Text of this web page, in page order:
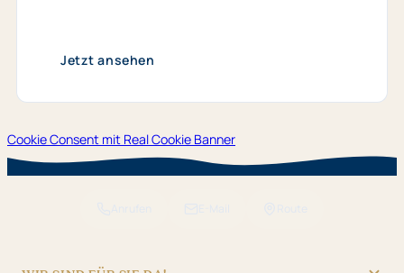
Jetzt ansehen
Cookie Consent mit Real Cookie Banner